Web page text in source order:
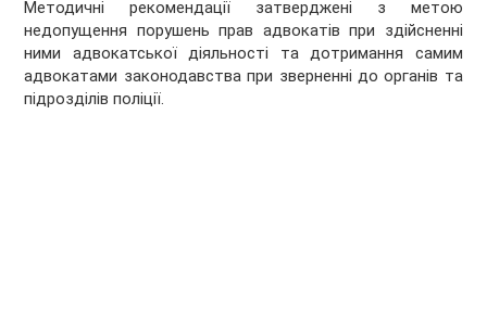
Методичні рекомендації затверджені з метою
недопущення порушень прав адвокатів при здійсненні
ними адвокатської діяльності та дотримання самим
адвокатами законодавства при зверненні до органів та
підрозділів поліції.